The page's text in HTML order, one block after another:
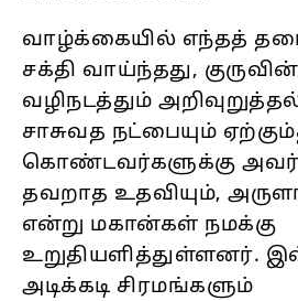
வாழ்க்கையில் எந்தத்
சக்தி வாய்ந்தது,
வழிநடத்தும்
சாசுவத நட்பையும்
கொண்டவர்களுக்கு அவர்
தவறாத உதவியும்,
என்று மகான்கள் நமக்கு
உறுதியளித்துள்ளனர்.
அடிக்கடி சிரமங்களும்